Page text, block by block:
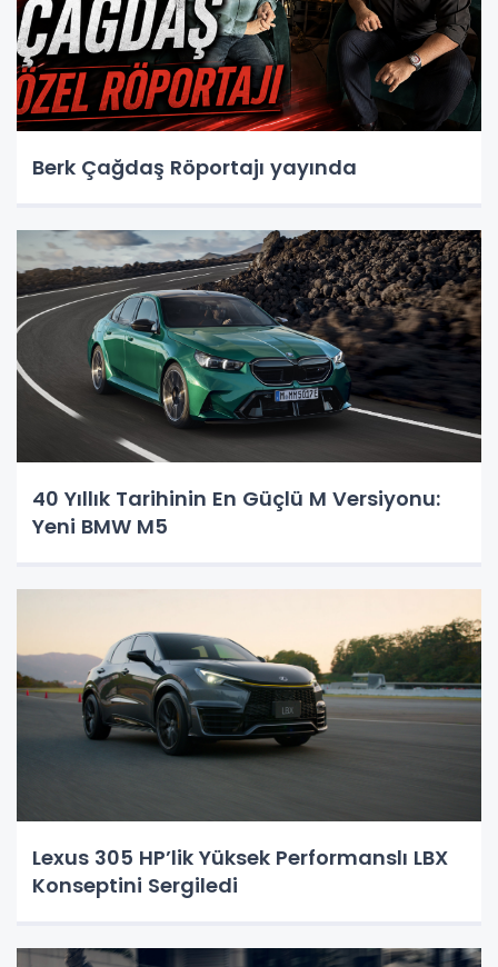
Berk Çağdaş Röportajı yayında
40 Yıllık Tarihinin En Güçlü M Versiyonu:
Yeni BMW M5
Lexus 305 HP’lik Yüksek Performanslı LBX
Konseptini Sergiledi